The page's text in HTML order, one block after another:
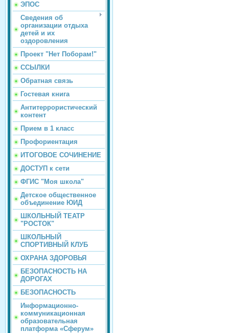
ЭПОС
Сведения об
организации отдыха
детей и их
оздоровления
Проект "Нет Поборам!"
ССЫЛКИ
Обратная связь
Гостевая книга
Антитеррористический
контент
Прием в 1 класс
Профориентация
ИТОГОВОЕ СОЧИНЕНИЕ
ДОСТУП к сети
ФГИС "Моя школа"
Детское общественное
объединение ЮИД
ШКОЛЬНЫЙ ТЕАТР
"РОСТОК"
ШКОЛЬНЫЙ
СПОРТИВНЫЙ КЛУБ
ОХРАНА ЗДОРОВЬЯ
БЕЗОПАСНОСТЬ НА
ДОРОГАХ
БЕЗОПАСНОСТЬ
Информационно-
коммуникационная
образовательная
платформа «Сферум»